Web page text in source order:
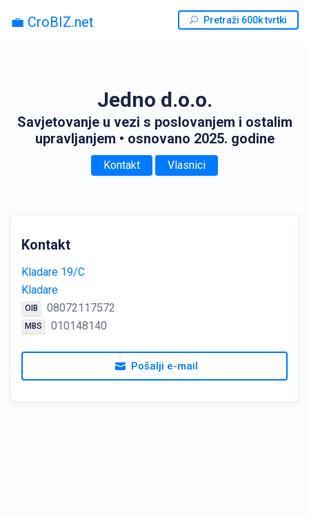
💼 CroBIZ.net Pretraži 600k tvrtki
Jedno d.o.o.
Savjetovanje u vezi s poslovanjem i ostalim
upravljanjem • osnovano 2025. godine
Kontakt Vlasnici
Kontakt
Kladare 19/C
Kladare
OIB 08072117572
MBS 010148140
Pošalji e-mail